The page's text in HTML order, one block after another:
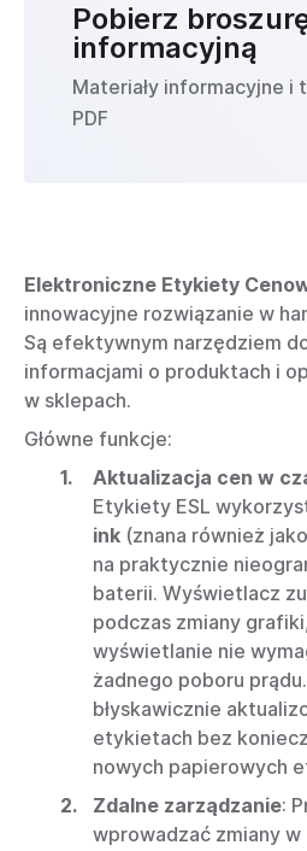
Pobierz
informacyjną
Materiały informacyjne i
PDF
Elektroniczne Etykiety
innowacyjne rozwiązanie w
Są efektywnym narzędziem
informacjami o produktach i
w sklepach.
Główne funkcje:
Aktualizacja cen w
Etykiety ESL
ink (znana również
na praktycznie
baterii. Wyświetlacz
podczas zmiany
wyświetlanie nie
żadnego poboru
błyskawicznie
etykietach bez
nowych papierowych
Zdalne zarządzanie:
wprowadzać zmiany w